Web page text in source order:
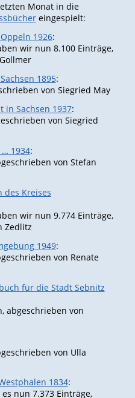
Monat in die
eingespielt:
1926:
wir nun 8.100 Einträge,
1895:
von Siegried May
in Sachsen 1937:
von Siegried
1934:
von Stefan
des Kreises
wir nun 9.774 Einträge,
Zedlitz
1949:
von Renate
für die Stadt Sebnitz
abgeschrieben von
von Ulla
1834:
nun 7.373 Einträge,